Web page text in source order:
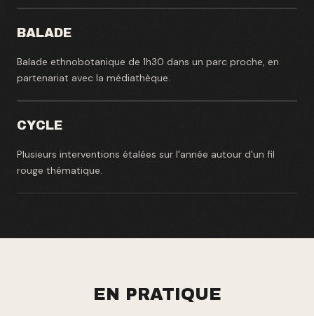
BALADE
Balade ethnobotanique de 1h30 dans un parc proche, en
partenariat avec la médiathèque.
CYCLE
Plusieurs interventions étalées sur l'année autour d'un fil
rouge thématique.
EN PRATIQUE